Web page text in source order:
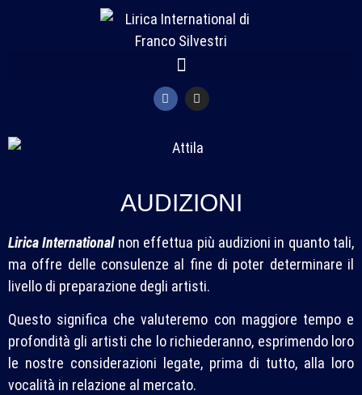
AUDIZIONI
Lirica Internationalnon effettua più audizioni in quanto tali,
ma offre delle consulenze al fine di poter determinare il
livello di preparazione degli artisti.
Questo significa che valuteremo con maggiore tempo e
profondità gli artisti che lo richiederanno, esprimendo loro
le nostre considerazioni legate, prima di tutto, alla loro
vocalità in relazione al mercato.